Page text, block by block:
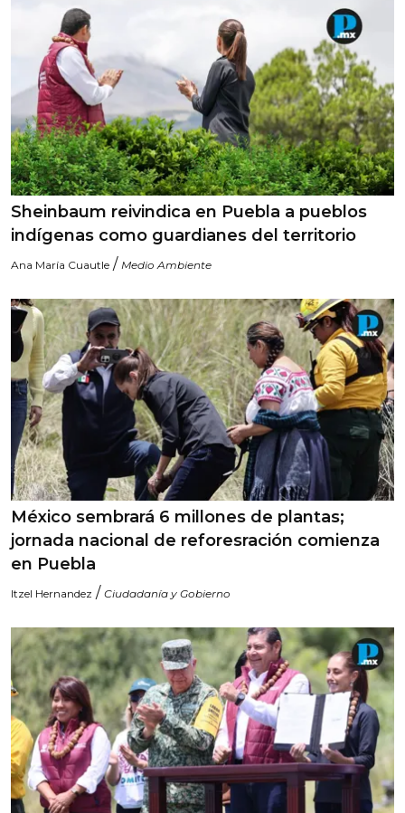
Sheinbaum reivindica en Puebla a pueblos
indígenas como guardianes del territorio
Ana María Cuautle / Medio Ambiente
México sembrará 6 millones de plantas;
jornada nacional de reforesración comienza
en Puebla
Itzel Hernandez / Ciudadanía y Gobierno